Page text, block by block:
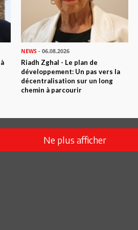
NEWS - 06.08.2026
Riadh Zghal - Le plan de
développement: Un pas vers la
décentralisation sur un long
chemin à parcourir
Ne plus afficher